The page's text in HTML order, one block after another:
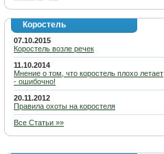
Коростель
07.10.2015
Коростель возле речек
11.10.2014
Мнение о том, что коростель плохо летает
- ошибочно!
20.11.2012
Правила охоты на коростеля
Все Статьи »»